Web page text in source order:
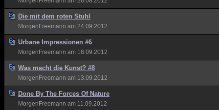
Die mit dem roten Stuhl
MorgenFreemann am 24.09.2012
Urbane Impressionen #6
MorgenFreemann am 18.09.2012
Was macht die Kunst? #8
MorgenFreemann am 13.09.2012
Done By The Forces Of Nature
MorgenFreemann am 11.09.2012